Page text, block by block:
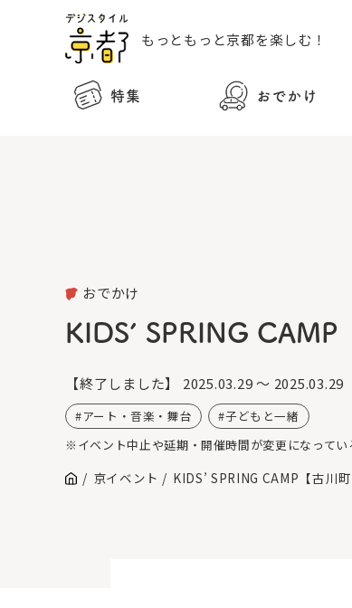
もっともっと京都を楽しむ！
特集 おでかけ
おでかけ
KIDS’ SPRING CAMP
【終了しました】 2025.03.29 ～ 2025.03.29
アート・音楽・舞台
子どもと一緒
※イベント中止や延期・開催時間が変更になって
京イベント KIDS’ SPRING CAMP【古川町